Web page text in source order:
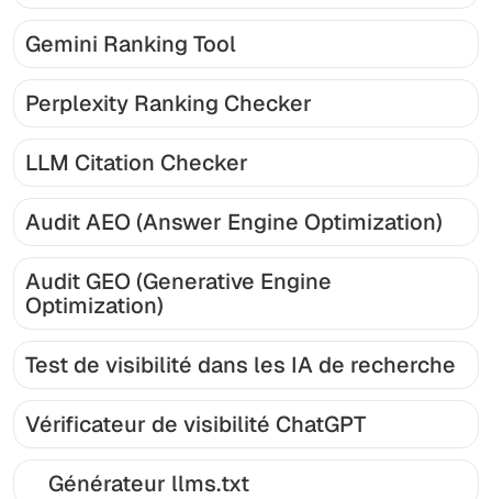
Gemini Ranking Tool
Perplexity Ranking Checker
LLM Citation Checker
Audit AEO (Answer Engine Optimization)
Audit GEO (Generative Engine
Optimization)
Test de visibilité dans les IA de recherche
Vérificateur de visibilité ChatGPT
Générateur llms.txt